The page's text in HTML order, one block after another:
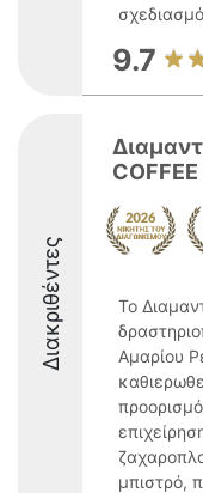
9.7
Διακριθέντες
Το
Αμαρίου
μπιστρό,